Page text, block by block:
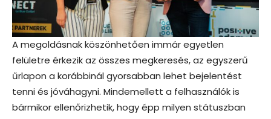
A megoldásnak köszönhetően immár egyetlen
felületre érkezik az összes megkeresés, az egyszerű
űrlapon a korábbinál gyorsabban lehet bejelentést
tenni és jóváhagyni. Mindemellett a felhasználók is
bármikor ellenőrizhetik, hogy épp milyen státuszban